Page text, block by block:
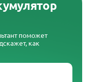
поможет
как